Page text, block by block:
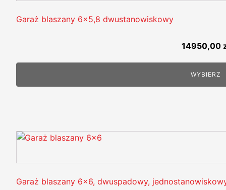
Garaż blaszany 6x5,8 dwustanowiskowy
14950,00
WYBIERZ
Garaż blaszany 6x6, dwuspadowy,